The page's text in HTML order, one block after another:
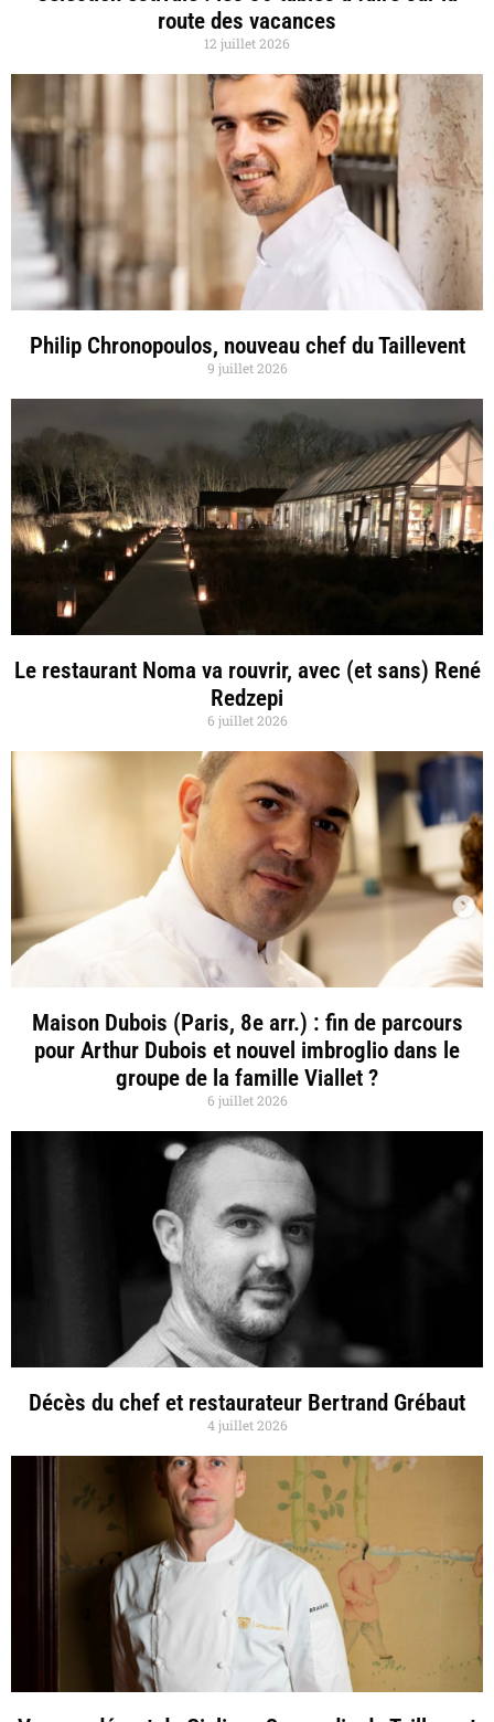
route des vacances
12 juillet 2026
Philip Chronopoulos, nouveau chef du Taillevent
9 juillet 2026
Le restaurant Noma va rouvrir, avec (et sans) René
Redzepi
6 juillet 2026
Maison Dubois (Paris, 8e arr.) : fin de parcours
pour Arthur Dubois et nouvel imbroglio dans le
groupe de la famille Viallet ?
6 juillet 2026
Décès du chef et restaurateur Bertrand Grébaut
4 juillet 2026